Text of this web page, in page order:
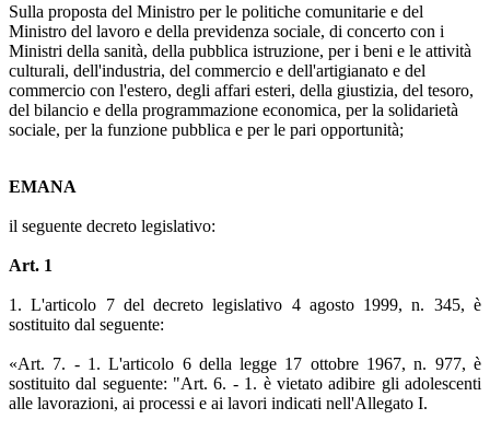
Sulla proposta del Ministro per le politiche comunitarie e del
Ministro del lavoro e della previdenza sociale, di concerto con i
Ministri della sanità, della pubblica istruzione, per i beni e le attività
culturali, dell'industria, del commercio e dell'artigianato e del
commercio con l'estero, degli affari esteri, della giustizia, del tesoro,
del bilancio e della programmazione economica, per la solidarietà
sociale, per la funzione pubblica e per le pari opportunità;
EMANA
il seguente decreto legislativo:
Art. 1
1. L'articolo 7 del decreto legislativo 4 agosto 1999, n. 345, è
sostituito dal seguente:
«Art. 7. - 1. L'articolo 6 della legge 17 ottobre 1967, n. 977, è
sostituito dal seguente: "Art. 6. - 1. è vietato adibire gli adolescenti
alle lavorazioni, ai processi e ai lavori indicati nell'Allegato I.